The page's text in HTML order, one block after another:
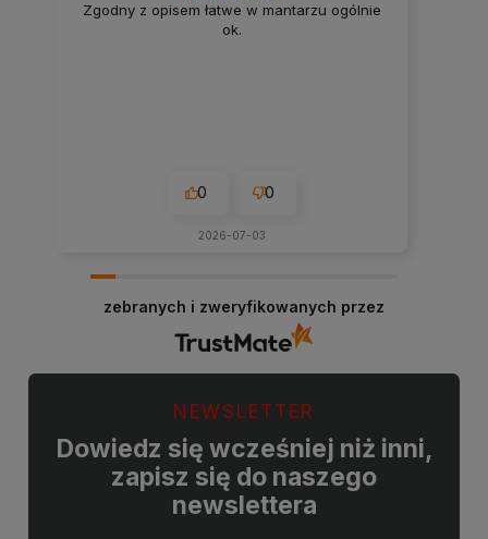
Zgodny z opisem łatwe w mantarzu ogólnie
ok.
0 0
2026-07-03
zebranych i zweryfikowanych przez
NEWSLETTER
Dowiedz się wcześniej niż inni,
zapisz się do naszego
newslettera